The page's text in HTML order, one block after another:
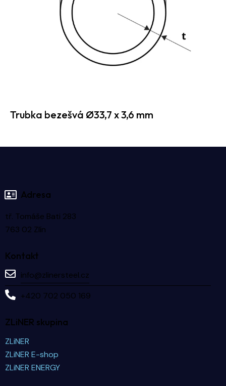
Trubka bezešvá Ø33,7 x 3,6 mm
Adresa
tř. Tomáše Bati 283
763 02 Zlín
Kontakt
info@zlinersteel.cz
+420 702 050 169
ZLiNER skupina
ZLiNER
ZLiNER E-shop
ZLiNER ENERGY